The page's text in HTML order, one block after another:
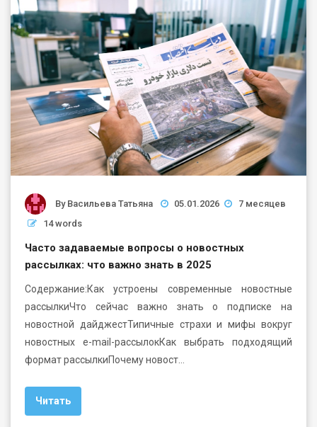
By Васильева Татьяна 05.01.2026
7 месяцев
14 words
Часто задаваемые вопросы о новостных
рассылках: что важно знать в 2025
Содержание:Как устроены современные новостные
рассылкиЧто сейчас важно знать о подписке на
новостной дайджестТипичные страхи и мифы вокруг
новостных e-mail-рассылокКак выбрать подходящий
формат рассылкиПочему новост…
Читать